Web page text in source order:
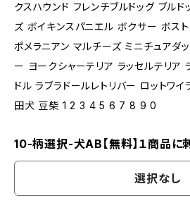
クスハウンド フレンチブルドッグ ブル
ズ ボイキンスパニエル ボクサー ボス
ポメラニアン マルチーズ ミニチュアダ
ー ヨークシャーテリア ラッセルテリア
ドル ラブラドールレトリバー ロットワ
田犬 豆柴 1 2 3 4 5 6 7 8 9 0
10-柄選択-犬AB【無料】１商品に
選択なし